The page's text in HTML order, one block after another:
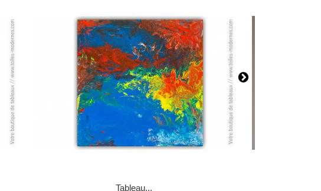
Tableau...